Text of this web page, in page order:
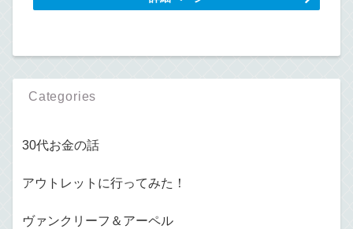
Categories
30代お金の話
アウトレットに行ってみた！
ヴァンクリーフ＆アーペル